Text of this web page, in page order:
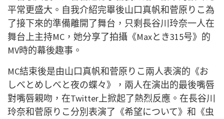
平常更盛大。自我介紹完畢後山口真帆和菅原りこ為
了接下來的準備離開了舞台，只剩長谷川玲奈一人在
舞台上主持MC，她分享了拍攝《Maxとき315号》的
MV時的幕後趣事。
MC結束後是由山口真帆和菅原りこ兩人表演的《お
しべとめしべと夜の蝶々》，兩人在演出的最後嘴唇
對嘴唇親吻，在Twitter上掀起了熱烈反應。在長谷川
玲奈和菅原りこ分別表演了《希望について》和《虫